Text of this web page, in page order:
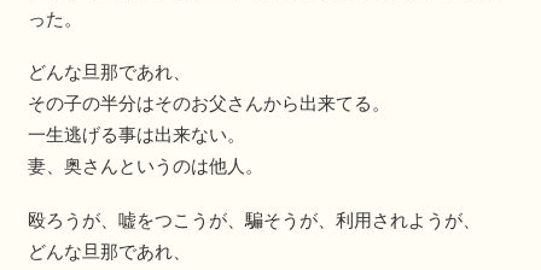
った。
どんな旦那であれ、
その子の半分はそのお父さんから出来てる。
一生逃げる事は出来ない。
妻、奥さんというのは他人。
殴ろうが、嘘をつこうが、騙そうが、利用されようが、
どんな旦那であれ、